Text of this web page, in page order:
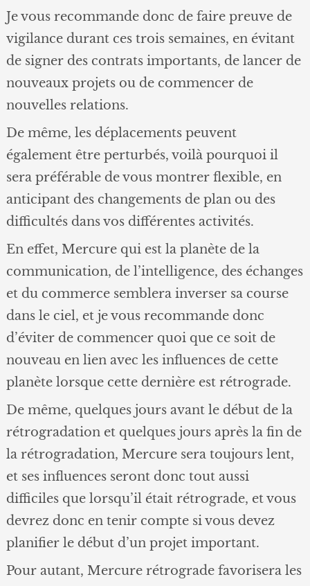
Je vous recommande donc de faire preuve de
vigilance durant ces trois semaines, en évitant
de signer des contrats importants, de lancer de
nouveaux projets ou de commencer de
nouvelles relations.
De même, les déplacements peuvent
également être perturbés, voilà pourquoi il
sera préférable de vous montrer flexible, en
anticipant des changements de plan ou des
difficultés dans vos différentes activités.
En effet, Mercure qui est la planète de la
communication, de l’intelligence, des échanges
et du commerce semblera inverser sa course
dans le ciel, et je vous recommande donc
d’éviter de commencer quoi que ce soit de
nouveau en lien avec les influences de cette
planète lorsque cette dernière est rétrograde.
De même, quelques jours avant le début de la
rétrogradation et quelques jours après la fin de
la rétrogradation, Mercure sera toujours lent,
et ses influences seront donc tout aussi
difficiles que lorsqu’il était rétrograde, et vous
devrez donc en tenir compte si vous devez
planifier le début d’un projet important.
Pour autant, Mercure rétrograde favorisera les